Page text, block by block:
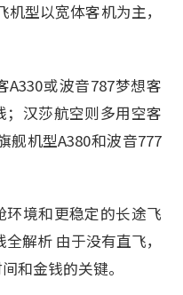
机型以宽体客机为主，
或波音787梦想客
汉莎航空则多用空客
舰机型A380和波音777
境和更稳定的长途飞
解析 由于没有直飞，
和金钱的关键。